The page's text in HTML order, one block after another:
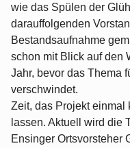
wie das Spülen der
darauffolgenden
Bestandsaufnahme
schon mit Blick auf den
Jahr, bevor das Thema
verschwindet.
Zeit, das Projekt einmal
lassen. Aktuell wird die
Ensinger Ortsvorsteher